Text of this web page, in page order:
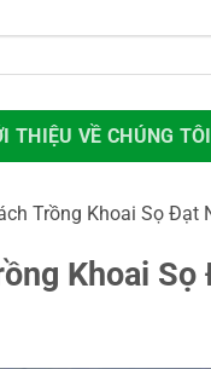
THIỆU VỀ CHÚNG TÔI
Trồng Khoai Sọ Đạt
Khoai Sọ